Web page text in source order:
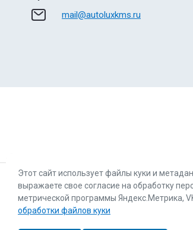
mail@autoluxkms.ru
Этот сайт использует файлы куки и
выражаете свое согласие на обработку
метрической программы Яндекс.Метрика,
обработки файлов куки